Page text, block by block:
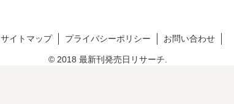
サイトマップ プライバシーポリシー お問い合わせ
© 2018 最新刊発売日リサーチ.